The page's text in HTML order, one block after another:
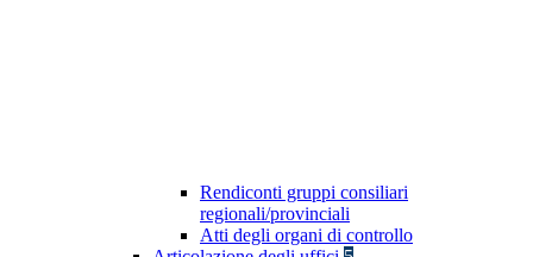
Rendiconti gruppi consiliari
regionali/provinciali
Atti degli organi di controllo